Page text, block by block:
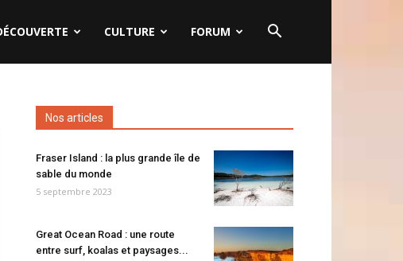
CULTURE FORUM
Nos articles
Fraser Island : la plus grande île de
sable du monde
5 septembre 2023
Great Ocean Road : une route
entre surf, koalas et paysages...